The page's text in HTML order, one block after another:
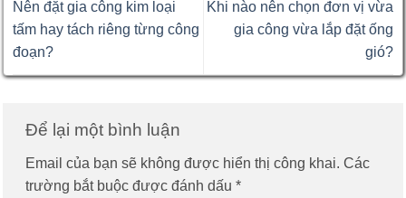
Nên đặt gia công kim loại
tấm hay tách riêng từng công
đoạn?
Khi nào nên chọn đơn vị vừa
gia công vừa lắp đặt ống
gió?
Để lại một bình luận
Email của bạn sẽ không được hiển thị công khai. Các
trường bắt buộc được đánh dấu *